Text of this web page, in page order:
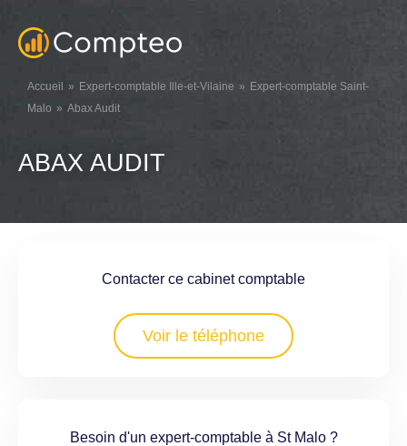
Accueil Expert-comptable Ille-et-Vilaine
Expert-comptable Saint-
Malo
Abax Audit
ABAX AUDIT
Contacter ce cabinet comptable
Voir le téléphone
Besoin d'un expert-comptable à St Malo ?